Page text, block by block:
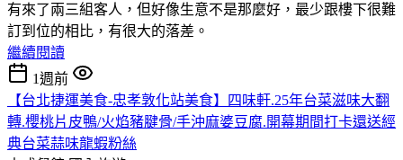
有來了兩三組客人，但好像生意不是那麼好，最少跟樓下很難
訂到位的相比，有很大的落差。
繼續閱讀
1週前
【台北捷運美食-忠孝敦化站美食】四味軒.25年台菜滋味大翻
轉.櫻桃片皮鴨/火焰豬腱骨/手沖麻婆豆腐.開幕期間打卡還送經
典台菜蒜味龍蝦粉絲